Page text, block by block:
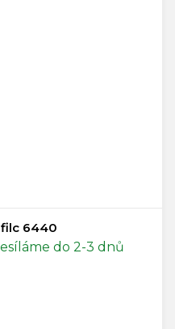
filc 6440
do 2-3 dnů